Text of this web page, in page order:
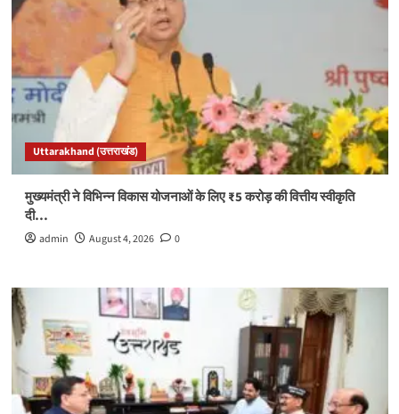
Uttarakhand (उत्तराखंड)
मुख्यमंत्री ने विभिन्न विकास योजनाओं के लिए ₹5 करोड़ की वित्तीय स्वीकृति
दी…
admin August 4, 2026 0